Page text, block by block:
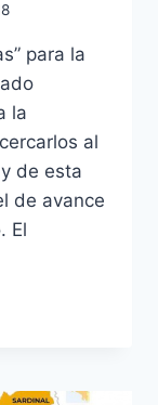
para la
la
al
de esta
de avance
El